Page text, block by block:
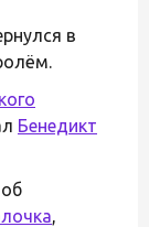
в
Бенедикт
об
,